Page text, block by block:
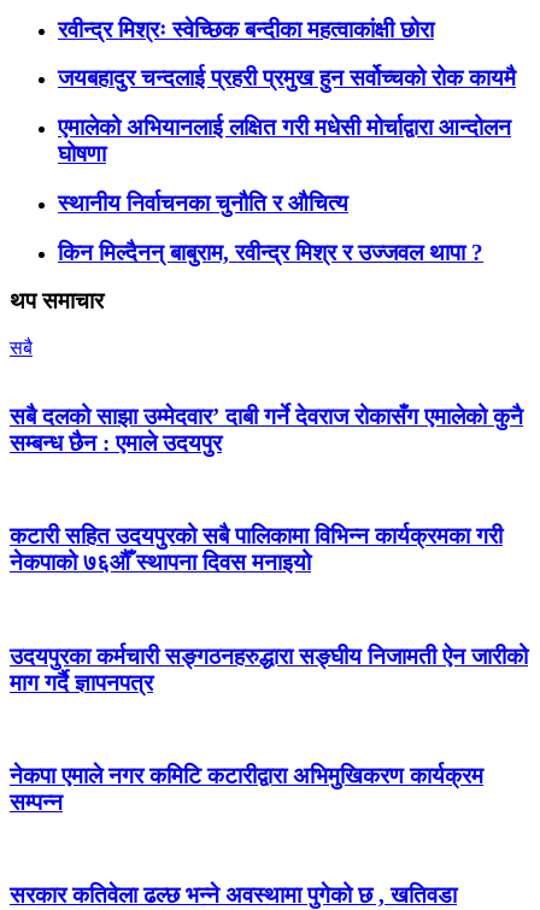
रवीन्द्र मिश्रः स्वेच्छिक बन्दीका महत्वाकांक्षी छोरा
जयबहादुर चन्दलाई प्रहरी प्रमुख हुन सर्वोच्चको रोक कायमै
एमालेको अभियानलाई लक्षित गरी मधेसी मोर्चाद्वारा आन्दोलन
घोषणा
स्थानीय निर्वाचनका चुनौति र औचित्य
किन मिल्दैनन् बाबुराम, रवीन्द्र मिश्र र उज्जवल थापा ?
थप समाचार
सबै
सबै दलको साझा उम्मेदवार’ दाबी गर्ने देवराज रोकासँग एमालेको कुनै
सम्बन्ध छैन : एमाले उदयपुर
कटारी सहित उदयपुरको सबै पालिकामा विभिन्न कार्यक्रमका गरी
नेकपाको ७६औँ स्थापना दिवस मनाइयो
उदयपुरका कर्मचारी सङ्गठनहरुद्धारा सङ्घीय निजामती ऐन जारीको
माग गर्दै ज्ञापनपत्र
नेकपा एमाले नगर कमिटि कटारीद्वारा अभिमुखिकरण कार्यक्रम
सम्पन्न
सरकार कतिवेला ढल्छ भन्ने अवस्थामा पुगेको छ , खतिवडा